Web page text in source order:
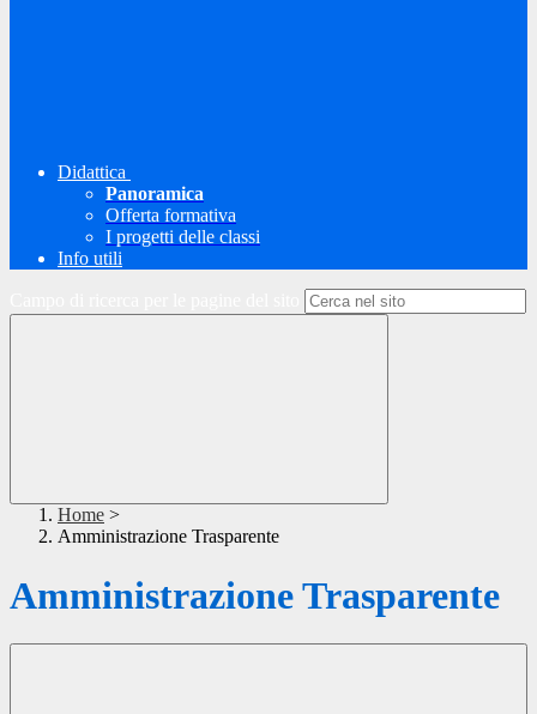
Didattica
Panoramica
Offerta formativa
I progetti delle classi
Info utili
Home >
Amministrazione Trasparente
Amministrazione Trasparente